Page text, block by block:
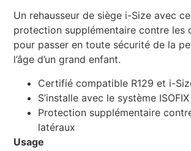
Un rehausseur de siège i-Size avec
protection supplémentaire contre les
pour passer en toute sécurité de la
l’âge d’un grand enfant.
Certifié compatible R129 et i-
S’installe avec le système ISOFIX
Protection supplémentaire
latéraux
Usage